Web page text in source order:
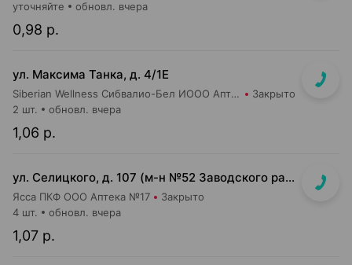
0,98 р.
уточняйте обновл. вчера
ул. Максима Танка, д. 4/1Е
Siberian Wellness Сибвалио-Бел ИООО Аптека №1 Закрыто
1,06 р.
2 шт. обновл. вчера
ул. Селицкого, д. 107 (м-н №52 Заводского райпищеторга)
Ясса ПКФ ООО Аптека №17 Закрыто
1,07 р.
4 шт. обновл. вчера